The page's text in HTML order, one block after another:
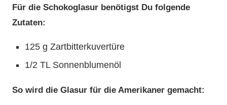
Für die Schokoglasur benötigst Du folgende
Zutaten:
125 g Zartbitterkuvertüre
1/2 TL Sonnenblumenöl
So wird die Glasur für die Amerikaner gemacht: